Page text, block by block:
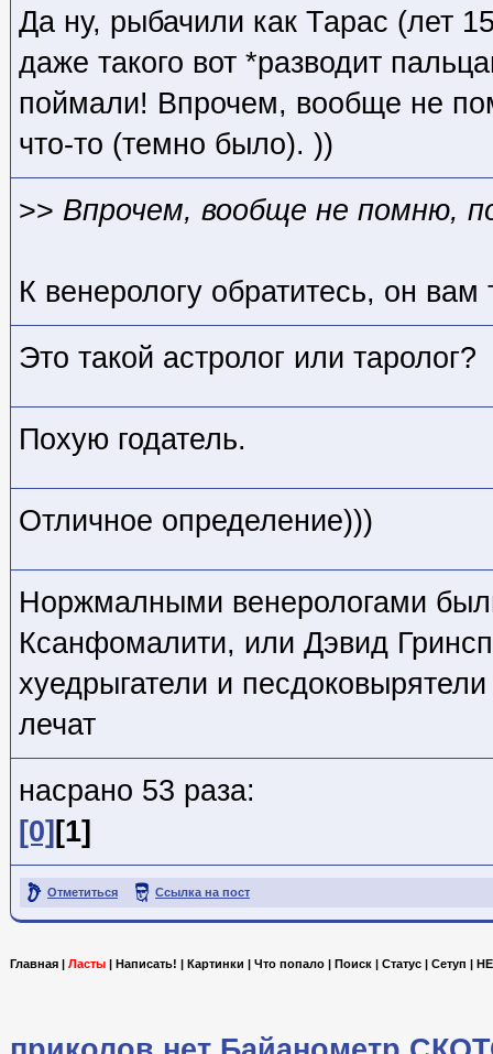
Да ну, рыбачили как Тарас (лет
даже такого вот *разводит
поймали! Впрочем, вообще не
что-то (темно было). ))
>> Впрочем, вообще не помню,
К венерологу обратитесь, он вам
Это такой астролог или таролог?
Похую годатель.
Отличное определение)))
Норжмалными венерологами
Ксанфомалити, или Дэвид
хуедрыгатели и
лечат
насрано 53 раза:
[0] [1]
Отметиться Ссылка на пост
Главная Ласты Написать! Картинки Что попало Поиск Статус Сетуп